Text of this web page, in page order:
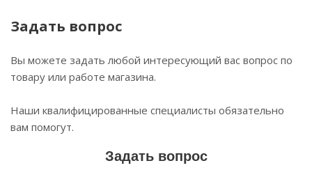
Задать вопрос
Вы можете задать любой интересующий вас вопрос по
товару или работе магазина.
Наши квалифицированные специалисты обязательно
вам помогут.
Задать вопрос